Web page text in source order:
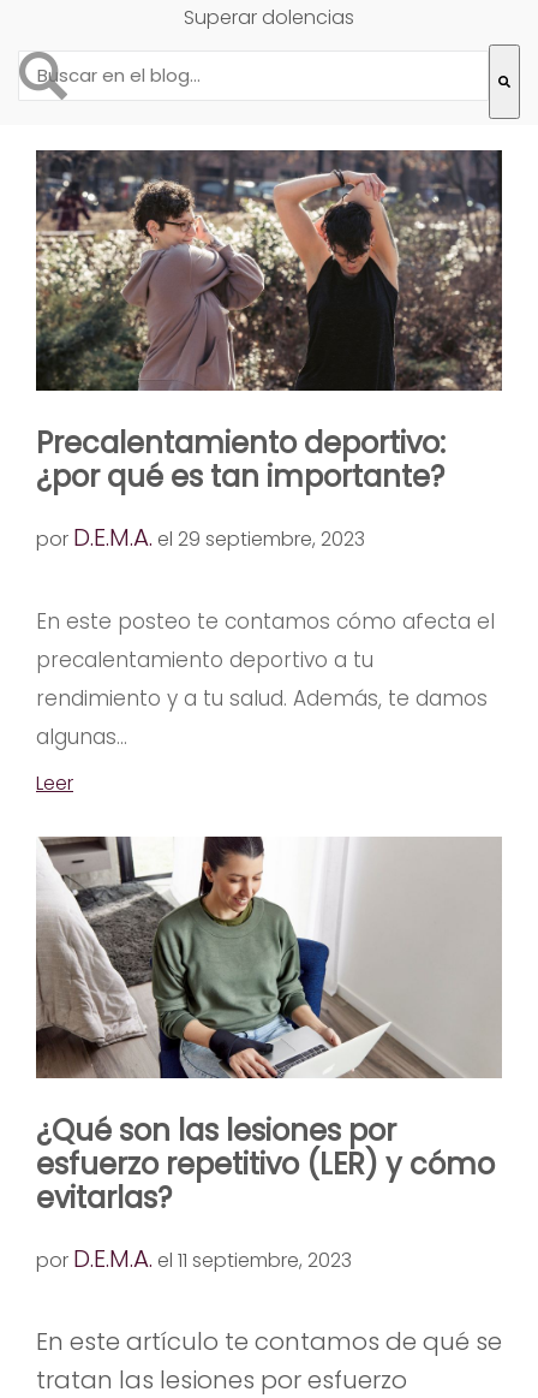
Superar dolencias
Esto es un campo de búsqueda con una función de
Precalentamiento deportivo:
¿por qué es tan importante?
por D.E.M.A. el 29 septiembre, 2023
En este posteo te contamos cómo afecta el
precalentamiento deportivo a tu
rendimiento y a tu salud. Además, te damos
algunas...
Leer
¿Qué son las lesiones por
esfuerzo repetitivo (LER) y cómo
evitarlas?
por D.E.M.A. el 11 septiembre, 2023
En este artículo te contamos de qué se
tratan las lesiones por esfuerzo